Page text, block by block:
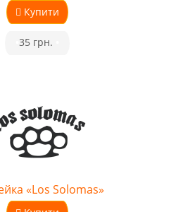
Купити
35 грн.
«Los Solomas»